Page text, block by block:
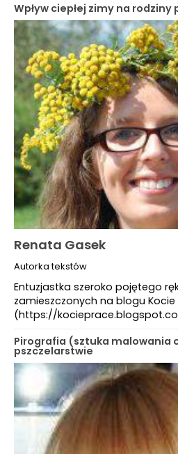
Wpływ ciepłej zimy na rodziny
Renata Gasek
Autorka tekstów
Entuzjastka szeroko pojętego
zamieszczonych na blogu
(https://
Pirografia (sztuka malowania
pszczelarstwie